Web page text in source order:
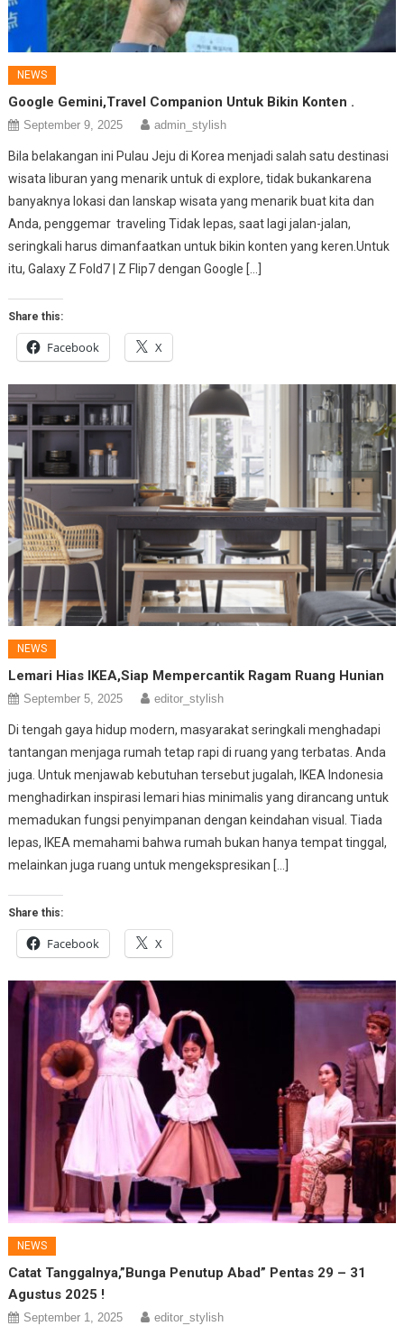
NEWS
Google Gemini,Travel Companion Untuk Bikin Konten .
September 9, 2025 admin_stylish
Bila belakangan ini Pulau Jeju di Korea menjadi salah satu destinasi
wisata liburan yang menarik untuk di explore, tidak bukankarena
banyaknya lokasi dan lanskap wisata yang menarik buat kita dan
Anda, penggemar traveling Tidak lepas, saat lagi jalan-jalan,
seringkali harus dimanfaatkan untuk bikin konten yang keren.Untuk
itu, Galaxy Z Fold7 | Z Flip7 dengan Google […]
Share this:
Facebook X
NEWS
Lemari Hias IKEA,Siap Mempercantik Ragam Ruang Hunian
September 5, 2025 editor_stylish
Di tengah gaya hidup modern, masyarakat seringkali menghadapi
tantangan menjaga rumah tetap rapi di ruang yang terbatas. Anda
juga. Untuk menjawab kebutuhan tersebut jugalah, IKEA Indonesia
menghadirkan inspirasi lemari hias minimalis yang dirancang untuk
memadukan fungsi penyimpanan dengan keindahan visual. Tiada
lepas, IKEA memahami bahwa rumah bukan hanya tempat tinggal,
melainkan juga ruang untuk mengekspresikan […]
Share this:
Facebook X
NEWS
Catat Tanggalnya,”Bunga Penutup Abad” Pentas 29 – 31
Agustus 2025 !
September 1, 2025 editor_stylish